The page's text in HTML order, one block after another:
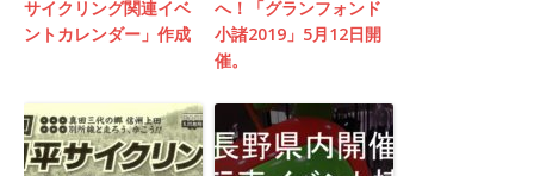
サイクリング関連イベ
ントカレンダー」作成
へ！​「グランフォンド
小諸2019」5月12日開
催。